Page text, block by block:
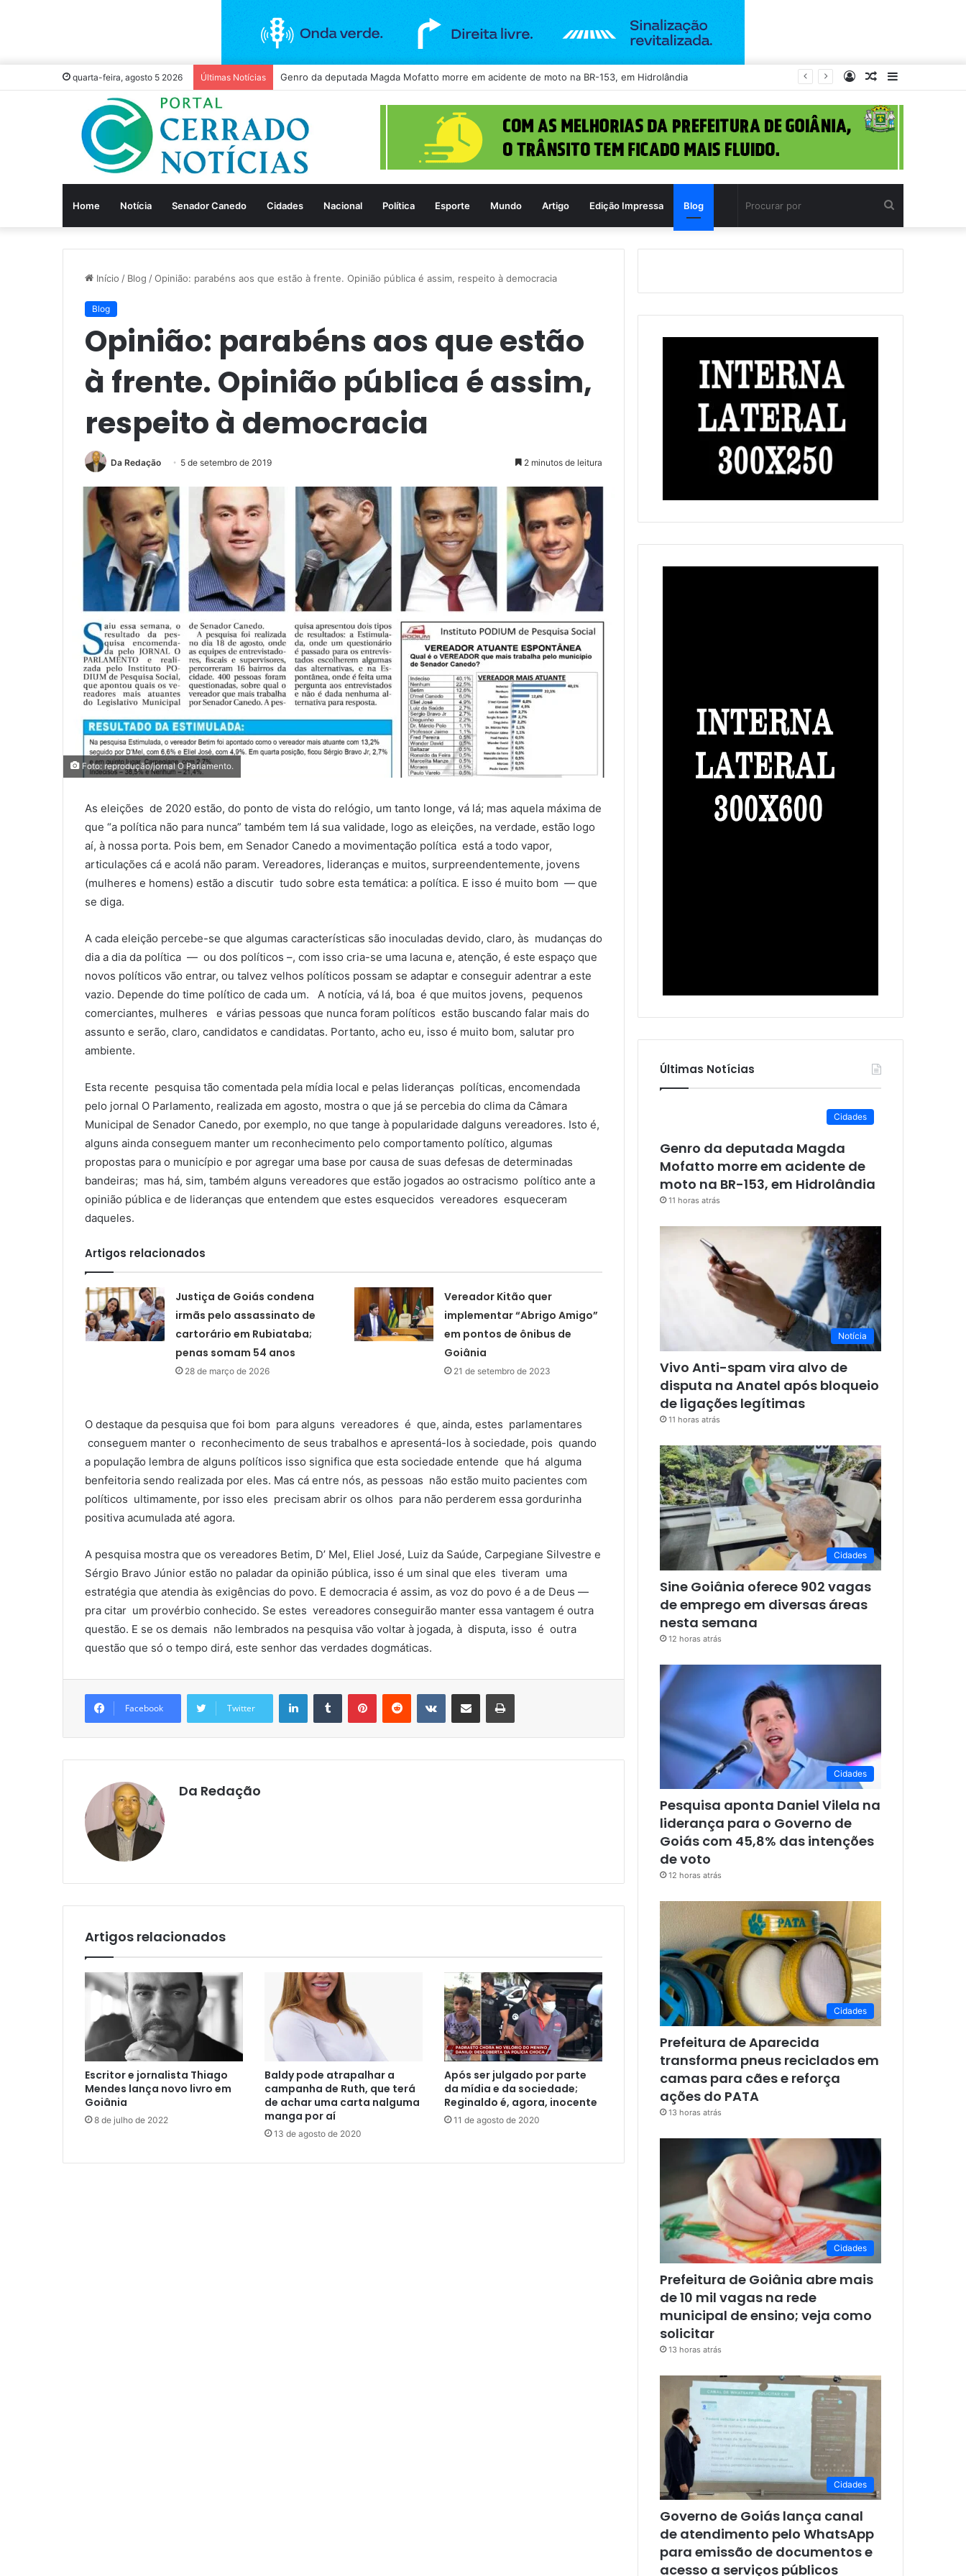
quarta-feira, agosto 5 2026 Últimas Notícias Vivo Anti-spam vira alvo de disputa na Anatel após bloqueio de ligações legítimas
Barra
Lateral
Artigo
aleatório
Entrar
Home Notícia Senador Canedo Cidades Nacional Política Esporte Mundo Artigo Edição Impressa Blog
por
Início / Blog /Opinião: parabéns aos que estão à frente. Opinião pública é assim, respeito à democracia
Blog
Opinião: parabéns aos que estão
à frente. Opinião pública é assim,
respeito à democracia
Da Redação 5 de setembro de 2019 2 minutos de leitura
Foto: reprodução/jornal O Parlamento.
As eleições de 2020 estão, do ponto de vista do relógio, um tanto longe, vá lá; mas aquela máxima de
que “a política não para nunca” também tem lá sua validade, logo as eleições, na verdade, estão logo
aí, à nossa porta. Pois bem, em Senador Canedo a movimentação política está a todo vapor,
articulações cá e acolá não param. Vereadores, lideranças e muitos, surpreendentemente, jovens
(mulheres e homens) estão a discutir tudo sobre esta temática: a política. E isso é muito bom — que
se diga.
A cada eleição percebe-se que algumas características são inoculadas devido, claro, às mudanças do
dia a dia da política — ou dos políticos –, com isso cria-se uma lacuna e, atenção, é este espaço que
novos políticos vão entrar, ou talvez velhos políticos possam se adaptar e conseguir adentrar a este
vazio. Depende do time político de cada um. A notícia, vá lá, boa é que muitos jovens, pequenos
comerciantes, mulheres e várias pessoas que nunca foram políticos estão buscando falar mais do
assunto e serão, claro, candidatos e candidatas. Portanto, acho eu, isso é muito bom, salutar pro
ambiente.
Esta recente pesquisa tão comentada pela mídia local e pelas lideranças políticas, encomendada
pelo jornal O Parlamento, realizada em agosto, mostra o que já se percebia do clima da Câmara
Municipal de Senador Canedo, por exemplo, no que tange à popularidade dalguns vereadores. Isto é,
alguns ainda conseguem manter um reconhecimento pelo comportamento político, algumas
propostas para o município e por agregar uma base por causa de suas defesas de determinadas
bandeiras; mas há, sim, também alguns vereadores que estão jogados ao ostracismo político ante a
opinião pública e de lideranças que entendem que estes esquecidos vereadores esqueceram
daqueles.
Artigos relacionados
Justiça de Goiás condena
irmãs pelo assassinato de
cartorário em Rubiataba;
penas somam 54 anos
28 de março de 2026
Vereador Kitão quer
implementar “Abrigo Amigo”
em pontos de ônibus de
Goiânia
21 de setembro de 2023
O destaque da pesquisa que foi bom para alguns vereadores é que, ainda, estes parlamentares
conseguem manter o reconhecimento de seus trabalhos e apresentá-los à sociedade, pois quando
a população lembra de alguns políticos isso significa que esta sociedade entende que há alguma
benfeitoria sendo realizada por eles. Mas cá entre nós, as pessoas não estão muito pacientes com
políticos ultimamente, por isso eles precisam abrir os olhos para não perderem essa gordurinha
positiva acumulada até agora.
A pesquisa mostra que os vereadores Betim, D’ Mel, Eliel José, Luiz da Saúde, Carpegiane Silvestre e
Sérgio Bravo Júnior estão no paladar da opinião pública, isso é um sinal que eles tiveram uma
estratégia que atendia às exigências do povo. E democracia é assim, as voz do povo é a de Deus —
pra citar um provérbio conhecido. Se estes vereadores conseguirão manter essa vantagem é outra
questão. E se os demais não lembrados na pesquisa vão voltar à jogada, à disputa, isso é outra
questão que só o tempo dirá, este senhor das verdades dogmáticas.
Facebook Twitter
LinkedinTumblr PinterestReddit VK Compartilhar via e-mail Imprimir
Da Redação
Artigos relacionados
Escritor e jornalista Thiago
Mendes lança novo livro em
Goiânia
8 de julho de 2022
Baldy pode atrapalhar a
campanha de Ruth, que terá
de achar uma carta nalguma
manga por aí
13 de agosto de 2020
Após ser julgado por parte
da mídia e da sociedade;
Reginaldo é, agora, inocente
11 de agosto de 2020
Últimas Notícias
Cidades
Genro da deputada Magda
Mofatto morre em acidente de
moto na BR-153, em Hidrolândia
11 horas atrás
Notícia
Vivo Anti-spam vira alvo de
disputa na Anatel após bloqueio
de ligações legítimas
11 horas atrás
Cidades
Sine Goiânia oferece 902 vagas
de emprego em diversas áreas
nesta semana
12 horas atrás
Cidades
Pesquisa aponta Daniel Vilela na
liderança para o Governo de
Goiás com 45,8% das intenções
de voto
12 horas atrás
Cidades
Prefeitura de Aparecida
transforma pneus reciclados em
camas para cães e reforça
ações do PATA
13 horas atrás
Cidades
Prefeitura de Goiânia abre mais
de 10 mil vagas na rede
municipal de ensino; veja como
solicitar
13 horas atrás
Cidades
Governo de Goiás lança canal
de atendimento pelo WhatsApp
para emissão de documentos e
acesso a serviços públicos